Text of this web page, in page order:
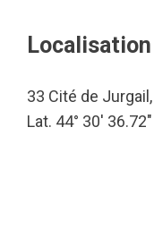
Localisation
33 Cité de
Lat. 44° 30′